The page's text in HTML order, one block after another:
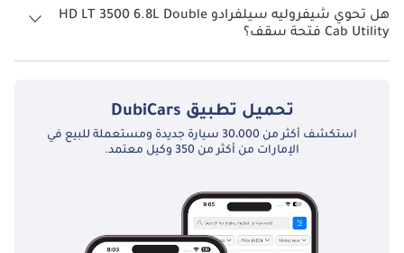
Double Cab Utility.
هل تحوي شيفروليه سيلفرادو HD LT 3500 6.8L Double
Cab Utility فتحة سقف؟
نعم توفر شيفروليه سيلفرادو HD LT 3500 6.8L Double Cab Utility فتحة
تحميل تطبيق DubiCars
استكشف أكثر من 30،000 سيارة جديدة ومستعملة للبيع في
الإمارات من أكثر من 350 وكيل معتمد.